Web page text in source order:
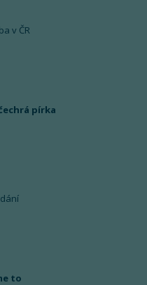
v ČR
pírka
to